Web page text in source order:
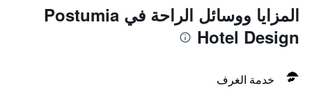
المزايا ووسائل الراحة في Postumia
Hotel Design
خدمة الغرف